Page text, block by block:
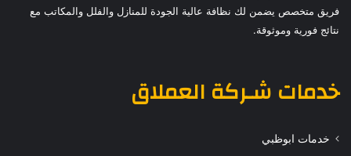
فريق متخصص يضمن لك نظافة عالية الجودة للمنازل والفلل والمكاتب مع
نتائج فورية وموثوقة.
خدمات شـركة العملاق
خدمات ابوظبي